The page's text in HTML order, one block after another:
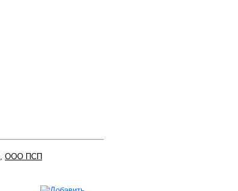
, ООО ПСП